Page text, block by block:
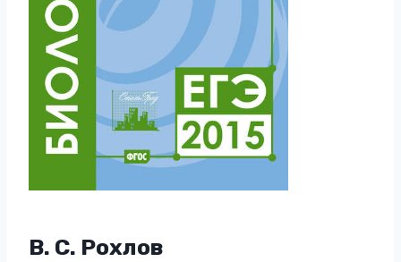
В. С. Рохлов